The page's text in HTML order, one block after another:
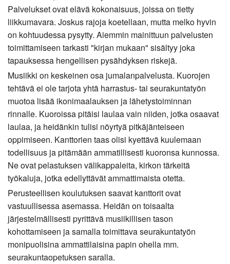
Palvelukset ovat elävä kokonaisuus, joissa on tietty
liikkumavara. Joskus rajoja koetellaan, mutta melko hyvin
on kohtuudessa pysytty. Aiemmin mainittuun palvelusten
toimittamiseen tarkasti "kirjan mukaan" sisältyy joka
tapauksessa hengellisen pysähdyksen riskejä.
Musiikki on keskeinen osa jumalanpalvelusta. Kuorojen
tehtävä ei ole tarjota yhtä harrastus- tai seurakuntatyön
muotoa lisää ikonimaalauksen ja lähetystoiminnan
rinnalle. Kuoroissa pitäisi laulaa vain niiden, jotka osaavat
laulaa, ja heidänkin tulisi nöyrtyä pitkäjänteiseen
oppimiseen. Kanttorien taas olisi kyettävä kuulemaan
todellisuus ja pitämään ammatillisesti kuoronsa kunnossa.
Ne ovat pelastuksen välikappaleita, kirkon tärkeitä
työkaluja, jotka edellyttävät ammattimaista otetta.
Perusteellisen koulutuksen saavat kanttorit ovat
vastuullisessa asemassa. Heidän on toisaalta
järjestelmällisesti pyrittävä musiikillisen tason
kohottamiseen ja samalla toimittava seurakuntatyön
monipuolisina ammattilaisina papin ohella mm.
seurakuntaopetuksen saralla.